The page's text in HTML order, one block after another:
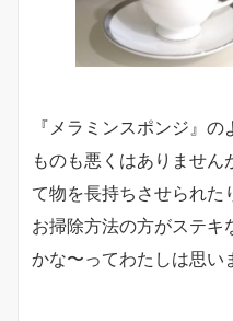
『メラミンスポンジ』
ものも悪くはありませ
て物を長持ちさせられた
お掃除方法の方がステキ
かな〜ってわたしは思い